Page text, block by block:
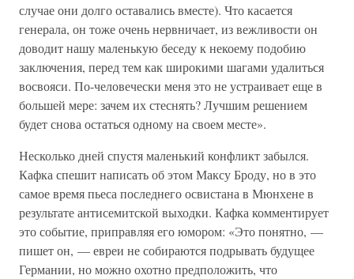
случае они долго оставались вместе). Что касается
генерала, он тоже очень нервничает, из вежливости он
доводит нашу маленькую беседу к некоему подобию
заключения, перед тем как широкими шагами удалиться
восвояси. По-человечески меня это не устраивает еще в
большей мере: зачем их стеснять? Лучшим решением
будет снова остаться одному на своем месте».
Несколько дней спустя маленький конфликт забылся.
Кафка спешит написать об этом Максу Броду, но в это
самое время пьеса последнего освистана в Мюнхене в
результате антисемитской выходки. Кафка комментирует
это событие, приправляя его юмором: «Это понятно, —
пишет он, — евреи не собираются подрывать будущее
Германии, но можно охотно предположить, что